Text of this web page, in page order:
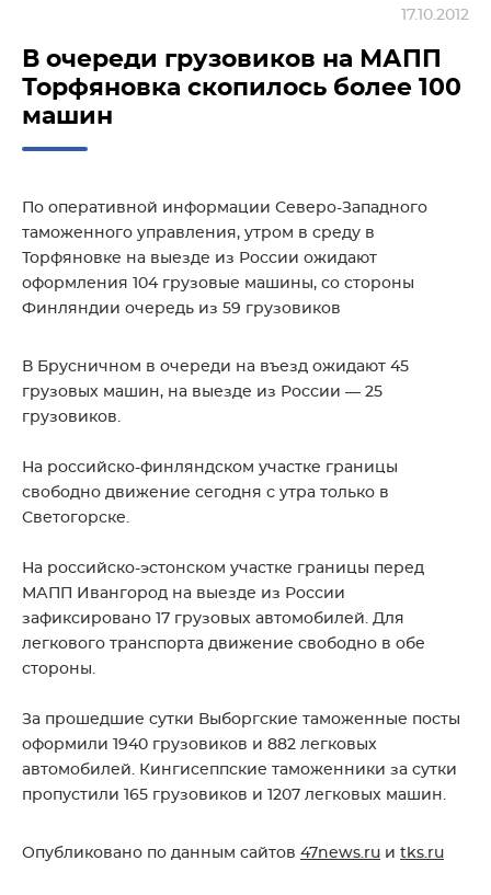
В очереди грузовиков на МАПП
Торфяновка скопилось более 100
машин
17.10.2012
По оперативной информации Северо-Западного
таможенного управления, утром в среду в
Торфяновке на выезде из России ожидают
оформления 104 грузовые машины, со стороны
Финляндии очередь из 59 грузовиков
В Брусничном в очереди на въезд ожидают 45
грузовых машин, на выезде из России — 25
грузовиков.
На российско-финляндском участке границы
свободно движение сегодня с утра только в
Светогорске.
На российско-эстонском участке границы перед
МАПП Ивангород на выезде из России
зафиксировано 17 грузовых автомобилей. Для
легкового транспорта движение свободно в обе
стороны.
За прошедшие сутки Выборгские таможенные посты
оформили 1940 грузовиков и 882 легковых
автомобилей. Кингисеппские таможенники за сутки
пропустили 165 грузовиков и 1207 легковых машин.
Опубликовано по данным сайтов 47news.ru и tks.ru